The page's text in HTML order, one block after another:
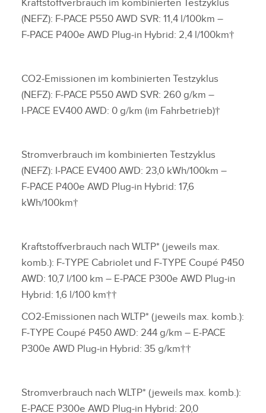
Kraftstoffverbrauch im kombinierten Testzyklus
(NEFZ): F‑PACE P550 AWD SVR: 11,4 l/100km –
F‑PACE P400e AWD Plug‑in Hybrid: 2,4 l/100km†
CO2‑Emissionen im kombinierten Testzyklus
(NEFZ): F‑PACE P550 AWD SVR: 260 g/km –
I‑PACE EV400 AWD: 0 g/km (im Fahrbetrieb)†
Stromverbrauch im kombinierten Testzyklus
(NEFZ): I‑PACE EV400 AWD: 23,0 kWh/100km –
F‑PACE P400e AWD Plug‑in Hybrid: 17,6
kWh/100km†
Kraftstoffverbrauch nach WLTP* (jeweils max.
komb.): F‑TYPE Cabriolet und F‑TYPE Coupé P450
AWD: 10,7 l/100 km – E‑PACE P300e AWD Plug‑in
Hybrid: 1,6 l/100 km††
CO2‑Emissionen nach WLTP* (jeweils max. komb.):
F‑TYPE Coupé P450 AWD: 244 g/km – E‑PACE
P300e AWD Plug‑in Hybrid: 35 g/km††
Stromverbrauch nach WLTP* (jeweils max. komb.):
E‑PACE P300e AWD Plug‑in Hybrid: 20,0